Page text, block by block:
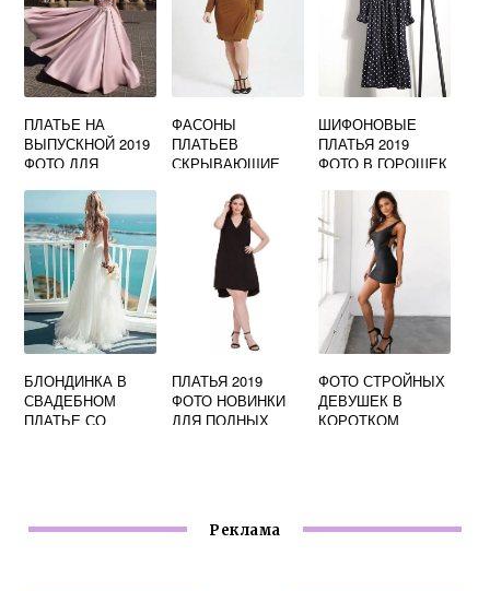
ПЛАТЬЕ НА
ВЫПУСКНОЙ 2019
ФОТО ДЛЯ
ФАСОНЫ
ПЛАТЬЕВ
СКРЫВАЮЩИЕ
ШИФОНОВЫЕ
ПЛАТЬЯ 2019
ФОТО В ГОРОШЕК
БЛОНДИНКА В
СВАДЕБНОМ
ПЛАТЬЕ СО
ПЛАТЬЯ 2019
ФОТО НОВИНКИ
ДЛЯ ПОЛНЫХ
ФОТО СТРОЙНЫХ
ДЕВУШЕК В
КОРОТКОМ
Реклама